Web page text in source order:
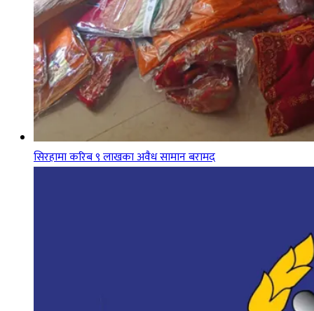
सिरहामा करिब ९ लाखका अवैध सामान बरामद